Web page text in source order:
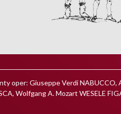
oper: Giuseppe Verdi
Wolfgang A. Mozart WESELE